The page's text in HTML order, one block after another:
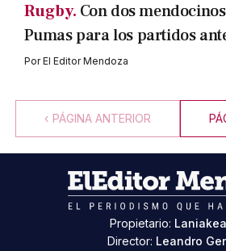
Rugby. Con dos
Pumas para los partidos
PorEl Editor Mendoza
‹ PÁGINA ANTERIOR
Propietario:
Director: Leandro